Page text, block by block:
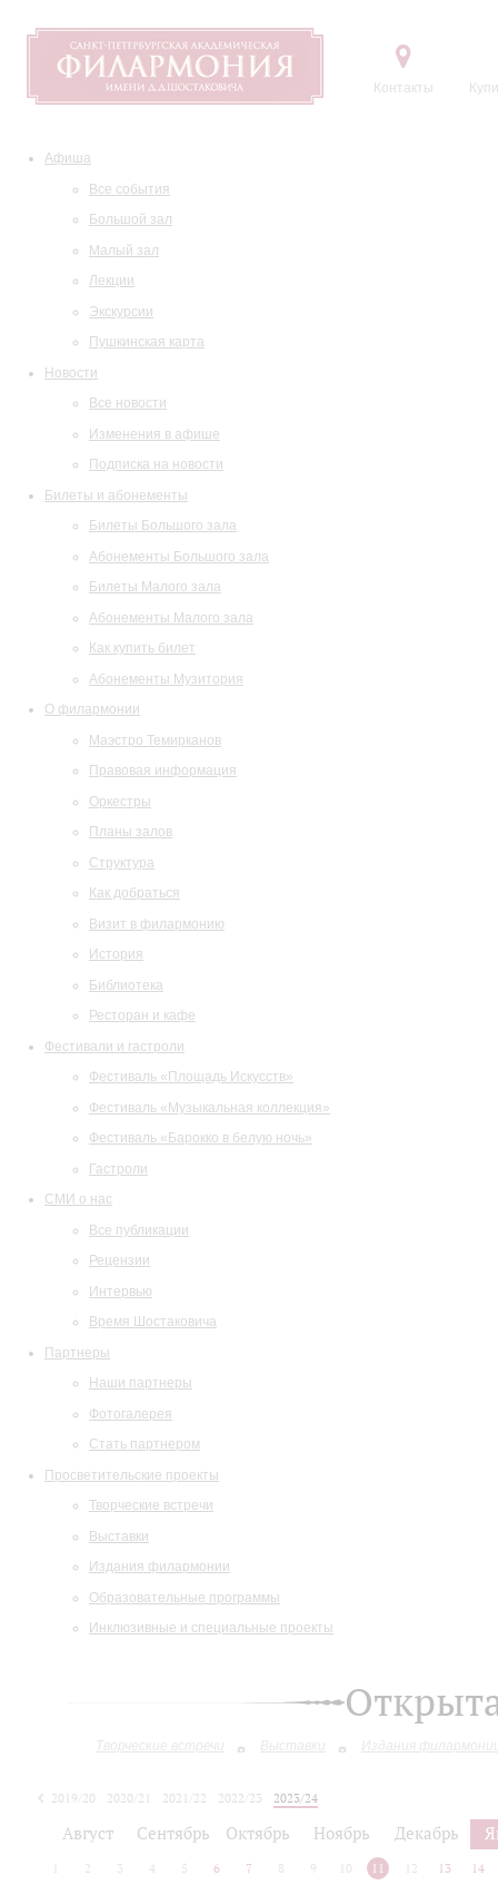
Контакты
Афиша
Все события
Большой зал
Малый зал
Лекции
Экскурсии
Пушкинская карта
Новости
Все новости
Изменения в афише
Подписка на новости
Билеты и абонементы
Билеты Большого зала
Абонементы Большого зала
Билеты Малого зала
Абонементы Малого зала
Как купить билет
Абонементы Музитория
О филармонии
Маэстро Темирканов
Правовая информация
Оркестры
Планы залов
Структура
Как добраться
Визит в филармонию
История
Библиотека
Ресторан и кафе
Фестивали и гастроли
Фестиваль «Площадь Искусств»
Фестиваль «Музыкальная коллекция»
Фестиваль «Барокко в белую ночь»
Гастроли
СМИ о нас
Все публикации
Рецензии
Интервью
Время Шостаковича
Партнеры
Наши партнеры
Фотогалерея
Стать партнером
Просветительские проекты
Творческие встречи
Выставки
Издания филармонии
Образовательные программы
Инклюзивные и специальные проекты
Творческие встречи Выставки Издания
2019/20 2020/21 2021/22 2022/23
2023/24
Август Сентябрь Октябрь Ноябрь Декабрь
2 3 4 5 6 7 8 9 10 11 12 13 14